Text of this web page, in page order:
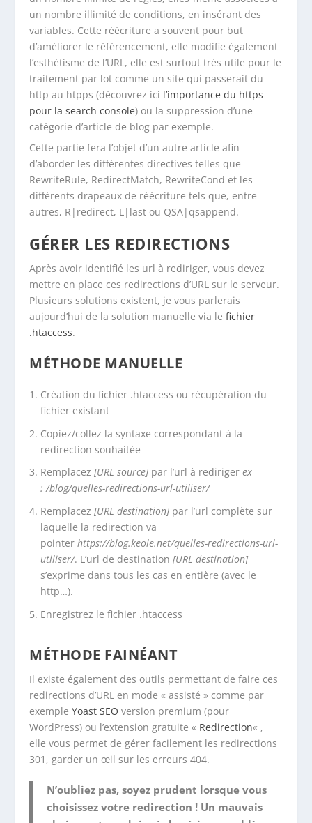
un nombre illimité de conditions, en insérant des
variables. Cette réécriture a souvent pour but
d’améliorer le référencement, elle modifie également
l’esthétisme de l’URL, elle est surtout très utile pour le
traitement par lot comme un site qui passerait du
http au htpps (découvrez ici l’importance du https
pour la search console) ou la suppression d’une
catégorie d’article de blog par exemple.
Cette partie fera l’objet d’un autre article afin
d’aborder les différentes directives telles que
RewriteRule, RedirectMatch, RewriteCond et les
différents drapeaux de réécriture tels que, entre
autres, R|redirect, L|last ou QSA|qsappend.
GÉRER LES REDIRECTIONS
Après avoir identifié les url à rediriger, vous devez
mettre en place ces redirections d’URL sur le serveur.
Plusieurs solutions existent, je vous parlerais
aujourd’hui de la solution manuelle via lefichier
.htaccess.
MÉTHODE MANUELLE
Création du fichier .htaccess ou récupération du
fichier existant
Copiez/collez la syntaxe correspondant à la
redirection souhaitée
Remplacez[URL source] par l’url à redirigerex
: /blog/quelles-redirections-url-utiliser/
Remplacez[URL destination] par l’url complète sur
laquelle la redirection va
pointerhttps://blog.keole.net/quelles-redirections-url-
utiliser/. L’url de destination[URL destination]
s’exprime dans tous les cas en entière (avec le
http…).
Enregistrez le fichier .htaccess
MÉTHODE FAINÉANT
Il existe également des outils permettant de faire ces
redirections d’URL en mode « assisté » comme par
exempleYoast SEO version premium (pour
WordPress) ou l’extension gratuite « Redirection« ,
elle vous permet de gérer facilement les redirections
301, garder un œil sur les erreurs 404.
N’oubliez pas, soyez prudent lorsque vous
choisissez votre redirection ! Un mauvais